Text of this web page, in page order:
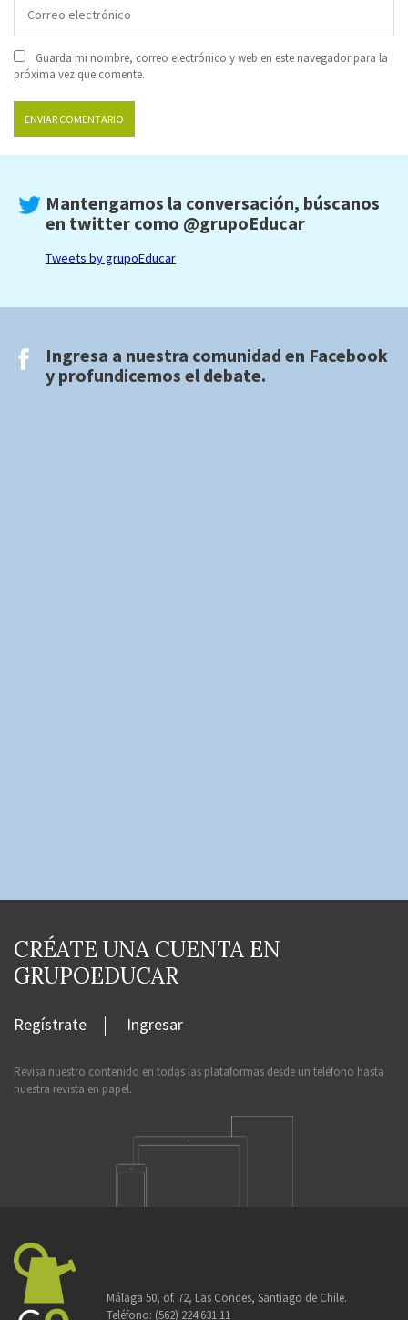
Guarda mi nombre, correo electrónico y web en este navegador para la
próxima vez que comente.
Mantengamos la conversación, búscanos
en twitter como @grupoEducar
Tweets by grupoEducar
Ingresa a nuestra comunidad en Facebook
y profundicemos el debate.
CRÉATE UNA CUENTA EN
GRUPOEDUCAR
Regístrate Ingresar
Revisa nuestro contenido en todas las plataformas desde un teléfono hasta
nuestra revista en papel.
Málaga 50, of. 72, Las Condes, Santiago de Chile.
Teléfono: (562) 224 631 11